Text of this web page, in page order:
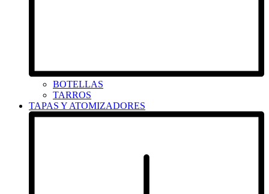
BOTELLAS
TARROS
TAPAS Y ATOMIZADORES